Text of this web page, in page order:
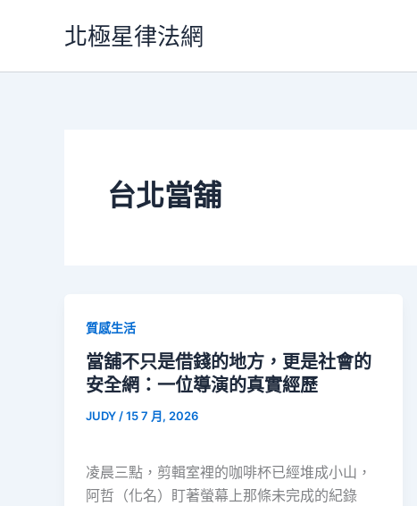
北極星律法網
台北當舖
質感生活
當舖不只是借錢的地方，更是社會的
安全網：一位導演的真實經歷
JUDY /15 7 月, 2026
凌晨三點，剪輯室裡的咖啡杯已經堆成小山，
阿哲（化名）盯著螢幕上那條未完成的紀錄